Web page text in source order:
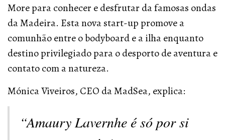
More para conhecer e desfrutar da famosas ondas
da Madeira. Esta nova start-up promove a
comunhão entre o bodyboard e a ilha enquanto
destino privilegiado para o desporto de aventura e
contato com a natureza.
Mónica Viveiros, CEO da MadSea, explica:
“Amaury Lavernhe é só por si